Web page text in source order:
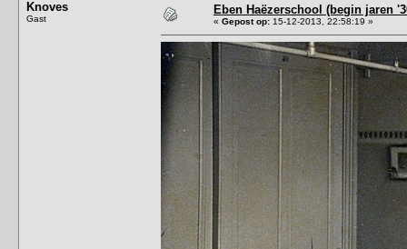
Knoves
Gast
Eben Haëzerschool (begin jaren
« Gepost op: 15-12-2013, 22:58:19 »